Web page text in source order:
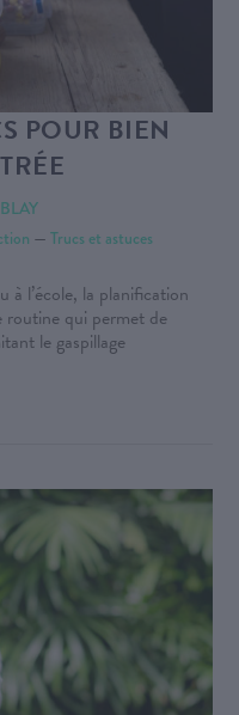
POUR BIEN
— Trucs et astuces
l’école, la planification
routine qui permet de
le gaspillage